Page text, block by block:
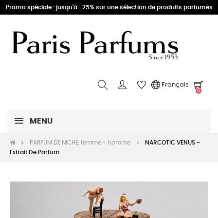
Promo spéciale : jusqu'à -25% sur une sélection de produits parfumés
Français
0
MENU
PARFUM DE NICHE, femme - homme
NARCOTIC VENUS -
Extrait De Parfum